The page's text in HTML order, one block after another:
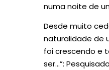
numa noite de
Desde muito
naturalidade de
foi crescendo e
ser…”: